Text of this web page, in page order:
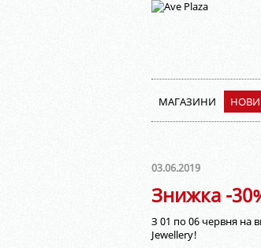
МАГАЗИНИ
03.06.2019
Знижка -
З 01 по 06 червня на
Jewellery!